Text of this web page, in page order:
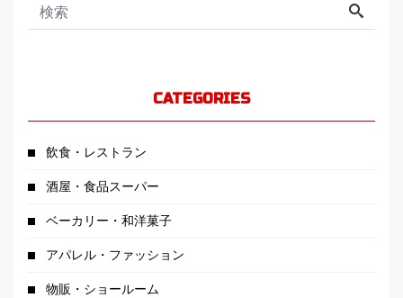
CATEGORIES
飲食・レストラン
酒屋・食品スーパー
ベーカリー・和洋菓子
アパレル・ファッション
物販・ショールーム